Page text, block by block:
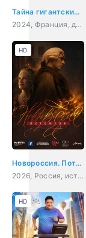
Тайна гигантских птиц
2024, Франция, документальный
Новороссия. Потёмкин
2026, Россия, история, драма, биография
HD
HD